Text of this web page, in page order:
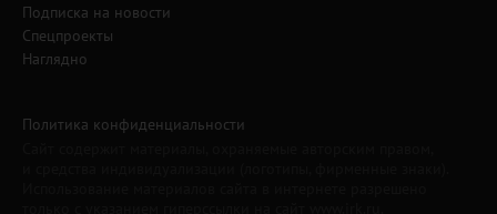
Подписка на новости
Спецпроекты
Наглядно
Политика конфиденциальности